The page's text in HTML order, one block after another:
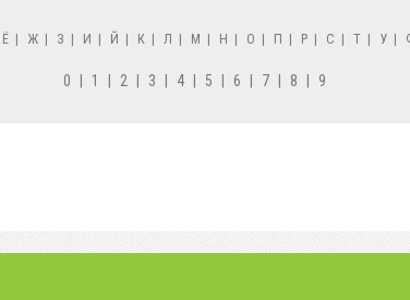
Ё | Ж | З | И | Й | К | Л | М | Н | О | П | Р | С | Т | У |
0 1 2 3 4 5 6 7 8 9